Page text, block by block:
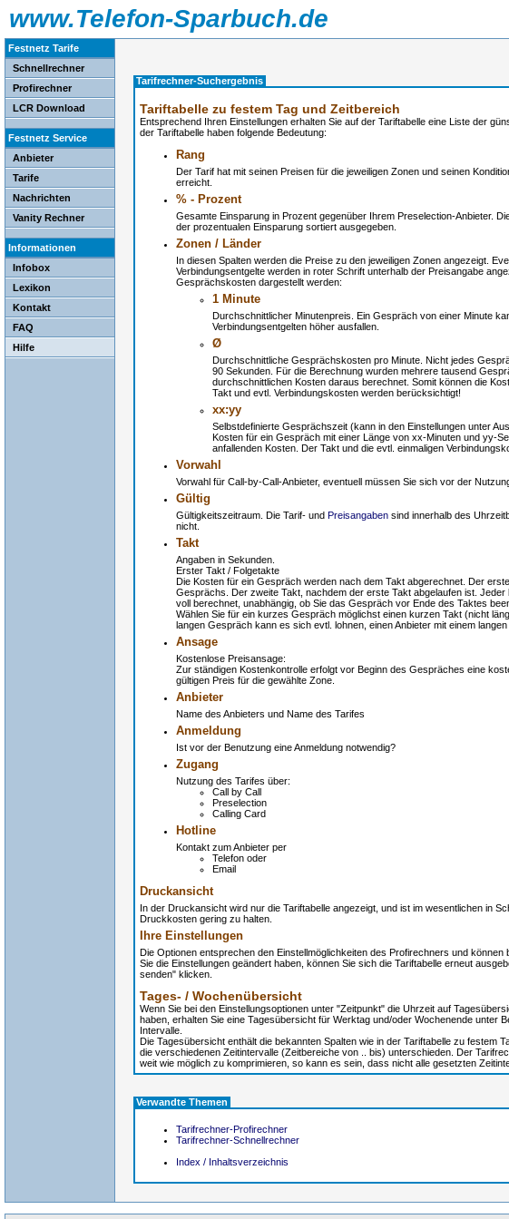
www.Telefon-Sparbuch.de
Festnetz Tarife
Schnellrechner
Profirechner
LCR Download
Festnetz Service
Anbieter
Tarife
Nachrichten
Vanity Rechner
Informationen
Infobox
Lexikon
Kontakt
FAQ
Hilfe
Tarifrechner-Suchergebnis
Tariftabelle zu festem Tag und Zeitbereich
Entsprechend Ihren Einstellungen erhalten Sie auf der Tariftabelle eine Liste der
der Tariftabelle haben folgende Bedeutung:
Rang
Der Tarif hat mit seinen Preisen für die jeweiligen Zonen und seinen
erreicht.
% - Prozent
Gesamte Einsparung in Prozent gegenüber Ihrem Preselection-Anbieter.
der prozentualen Einsparung sortiert ausgegeben.
Zonen / Länder
In diesen Spalten werden die Preise zu den jeweiligen Zonen angezeigt.
Verbindungsentgelte werden in roter Schrift unterhalb der Preisangabe
Gesprächskosten dargestellt werden:
1 Minute
Durchschnittlicher Minutenpreis. Ein Gespräch von einer Minute
Verbindungsentgelten höher ausfallen.
Ø
Durchschnittliche Gesprächskosten pro Minute. Nicht jedes
90 Sekunden. Für die Berechnung wurden mehrere tausend
durchschnittlichen Kosten daraus berechnet. Somit können die
Takt und evtl. Verbindungskosten werden berücksichtigt!
xx:yy
Selbstdefinierte Gesprächszeit (kann in den Einstellungen unter
Kosten für ein Gespräch mit einer Länge von xx-Minuten und yy-
anfallenden Kosten. Der Takt und die evtl. einmaligen
Vorwahl
Vorwahl für Call-by-Call-Anbieter, eventuell müssen Sie sich vor der
Gültig
Gültigkeitszeitraum. Die Tarif- und Preisangaben sind innerhalb des
nicht.
Takt
Angaben in Sekunden.
Erster Takt / Folgetakte
Die Kosten für ein Gespräch werden nach dem Takt abgerechnet. Der
Gesprächs. Der zweite Takt, nachdem der erste Takt abgelaufen ist. Jeder
voll berechnet, unabhängig, ob Sie das Gespräch vor Ende des Taktes
Wählen Sie für ein kurzes Gespräch möglichst einen kurzen Takt (nicht
langen Gespräch kann es sich evtl. lohnen, einen Anbieter mit einem langen
Ansage
Kostenlose Preisansage:
Zur ständigen Kostenkontrolle erfolgt vor Beginn des Gespräches eine
gültigen Preis für die gewählte Zone.
Anbieter
Name des Anbieters und Name des Tarifes
Anmeldung
Ist vor der Benutzung eine Anmeldung notwendig?
Zugang
Nutzung des Tarifes über:
Call by Call
Preselection
Calling Card
Hotline
Kontakt zum Anbieter per
Telefon oder
Email
Druckansicht
In der Druckansicht wird nur die Tariftabelle angezeigt, und ist im wesentlichen in
Druckkosten gering zu halten.
Ihre Einstellungen
Die Optionen entsprechen den Einstellmöglichkeiten des Profirechners und können
Sie die Einstellungen geändert haben, können Sie sich die Tariftabelle erneut
senden" klicken.
Tages- / Wochenübersicht
Wenn Sie bei den Einstellungsoptionen unter "Zeitpunkt" die Uhrzeit auf
haben, erhalten Sie eine Tagesübersicht für Werktag und/oder Wochenende unter
Intervalle.
Die Tagesübersicht enthält die bekannten Spalten wie in der Tariftabelle zu festem
die verschiedenen Zeitintervalle (Zeitbereiche von .. bis) unterschieden. Der
weit wie möglich zu komprimieren, so kann es sein, dass nicht alle gesetzten
Verwandte Themen
Tarifrechner-Profirechner
Tarifrechner-Schnellrechner
Index / Inhaltsverzeichnis